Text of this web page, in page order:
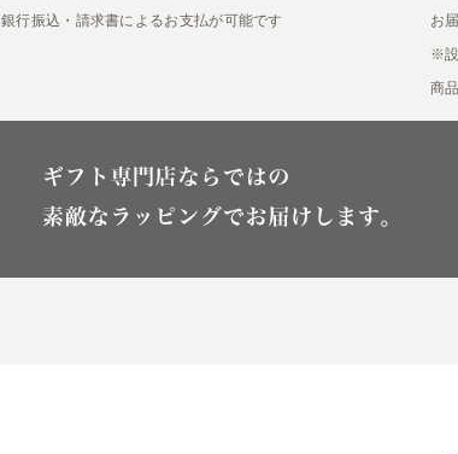
銀行振込・請求書によるお支払が可能です
お
※設
商